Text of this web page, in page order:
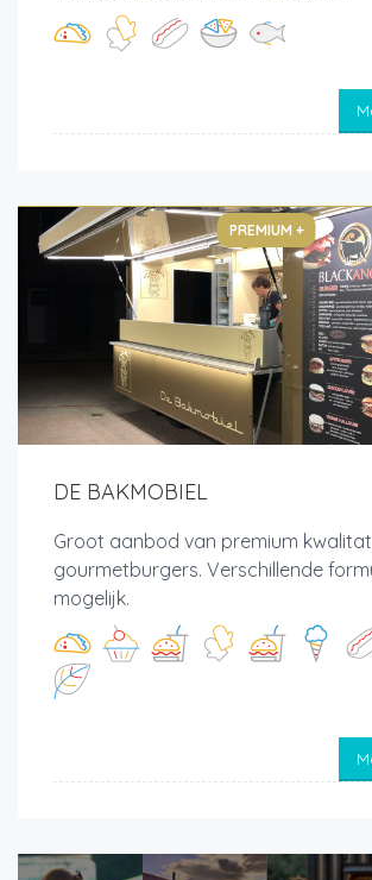
PREMIUM +
DE BAKMOBIEL
Groot aanbod van premium
gourmetburgers. Verschillende
mogelijk.